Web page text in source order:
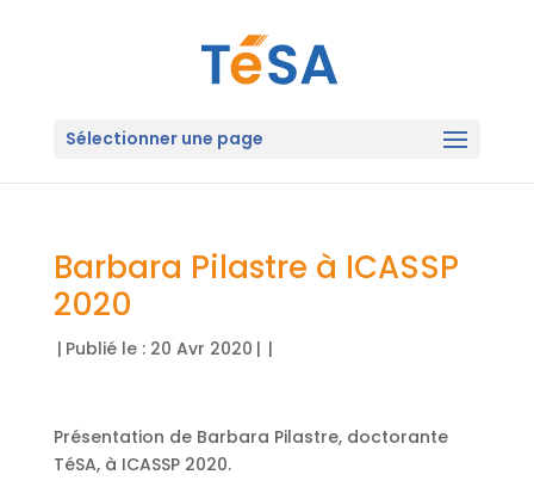
Sélectionner une page
Barbara Pilastre à ICASSP
2020
| Publié le : 20 Avr 2020 | |
Présentation de Barbara Pilastre, doctorante
TéSA, à ICASSP 2020.